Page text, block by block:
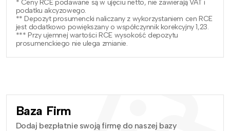
* Ceny RCE podawane są w ujęciu netto, nie zawierają VAT i
podatku akcyzowego.
** Depozyt prosumencki naliczany z wykorzystaniem cen RCE
jest dodatkowo powiększany o współczynnik korekcyjny 1,23.
*** Przy ujemnej wartości RCE wysokość depozytu
prosumenckiego nie ulega zmianie.
Baza Firm
Dodaj bezpłatnie swoją firmę do naszej bazy